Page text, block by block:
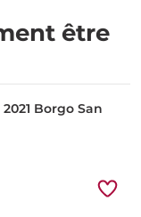
être
Borgo San